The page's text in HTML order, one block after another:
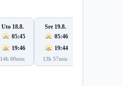
Uto 18.8.
05:45
19:46
14h 00min
Sre 19.8.
05:46
19:44
13h 57min